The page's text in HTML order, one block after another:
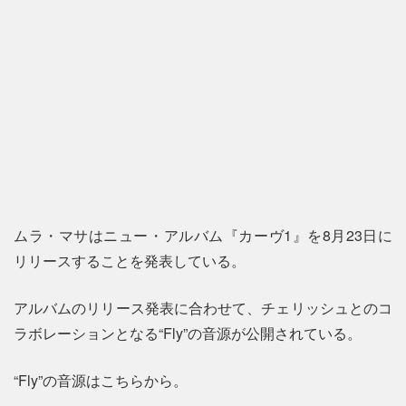
ムラ・マサはニュー・アルバム『カーヴ1』を8月23日に
リリースすることを発表している。
アルバムのリリース発表に合わせて、チェリッシュとのコ
ラボレーションとなる“Fly”の音源が公開されている。
“Fly”の音源はこちらから。